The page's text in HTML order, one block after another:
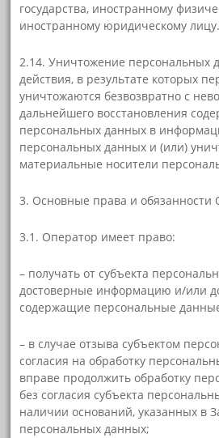
государства, иностранному
иностранному юридическому лицу.
2.14. Уничтожение персональных
действия, в результате которых
уничтожаются безвозвратно с
дальнейшего восстановления
персональных данных в
персональных данных и (или)
материальные носители
3. Основные права и обязанности
3.1. Оператор имеет право:
– получать от субъекта
достоверные информацию и/или
содержащие персональные
– в случае отзыва субъектом
согласия на обработку
вправе продолжить обработку
без согласия субъекта
наличии оснований, указанных в
персональных данных;